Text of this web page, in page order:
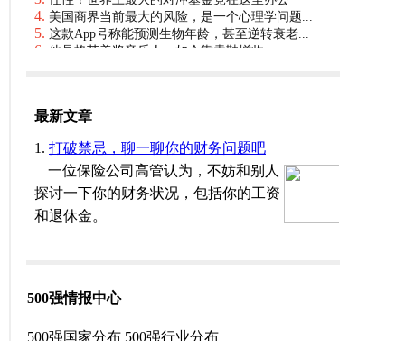
500强情报中心
500强国家分布 500强行业分布